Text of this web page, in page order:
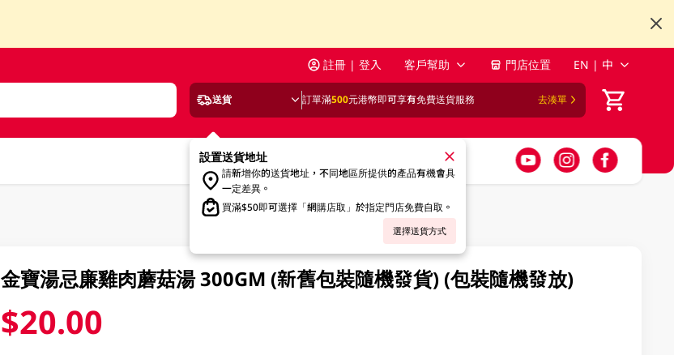
註冊 | 登入 客戶幫助 門店位置 EN | 中
送貨 訂單滿500元港幣即可享有免費送貨服務 去湊單
設置送貨地址
請新增你的送貨地址，不同地區所提供的產品有機會具
一定差異。
買滿$50即可選擇「網購店取」於指定門店免費自取。
選擇送貨方式
金寶湯忌廉雞肉蘑菇湯 300GM (新舊包裝隨機發貨) (包裝隨機發放)
$20.00